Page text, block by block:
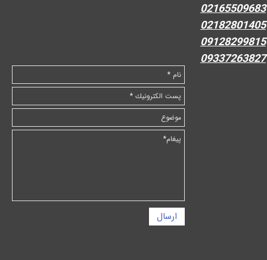
ارسال
02165509683
02182801405
09128299815
09337263827